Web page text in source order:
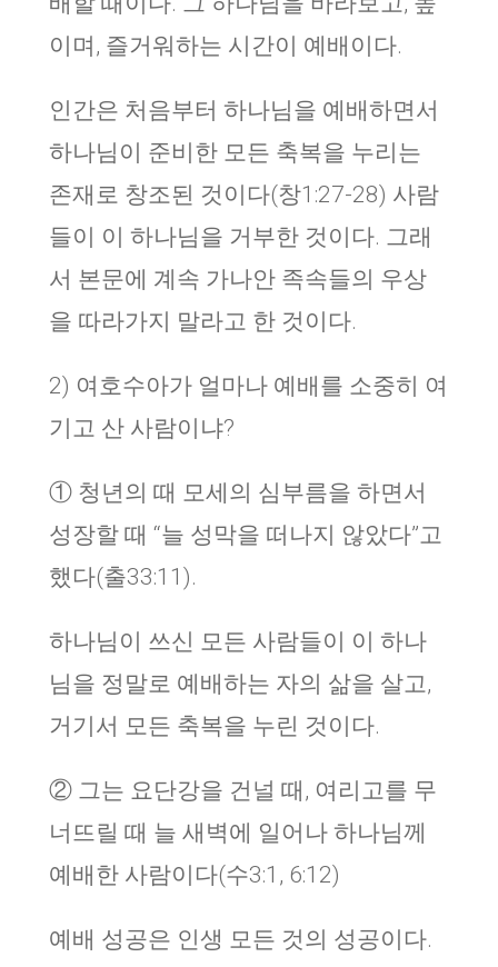
이며, 즐거워하는 시간이 예배이다.
인간은 처음부터 하나님을 예배하면서
하나님이 준비한 모든 축복을 누리는
존재로 창조된 것이다(창1:27-28) 사람
들이 이 하나님을 거부한 것이다. 그래
서 본문에 계속 가나안 족속들의 우상
을 따라가지 말라고 한 것이다.
2) 여호수아가 얼마나 예배를 소중히 여
기고 산 사람이냐?
① 청년의 때 모세의 심부름을 하면서
성장할 때 “늘 성막을 떠나지 않았다”고
했다(출33:11).
하나님이 쓰신 모든 사람들이 이 하나
님을 정말로 예배하는 자의 삶을 살고,
거기서 모든 축복을 누린 것이다.
② 그는 요단강을 건널 때, 여리고를 무
너뜨릴 때 늘 새벽에 일어나 하나님께
예배한 사람이다(수3:1, 6:12)
예배 성공은 인생 모든 것의 성공이다.